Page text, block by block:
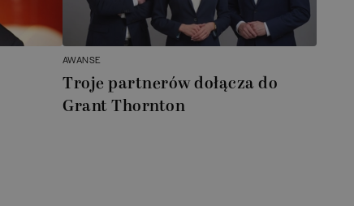
AWANSE
Troje partnerów dołącza do
Grant Thornton